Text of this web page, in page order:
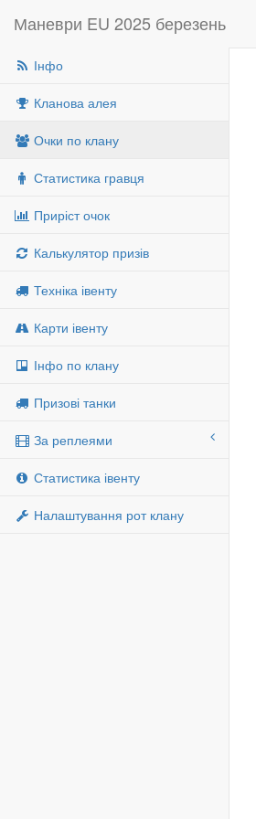
Маневри EU 2025 березень
Інфо
Кланова алея
Очки по клану
Статистика гравця
Приріст очок
Калькулятор призів
Техніка івенту
Карти івенту
Інфо по клану
Призові танки
За реплеями
Статистика івенту
Налаштування рот клану